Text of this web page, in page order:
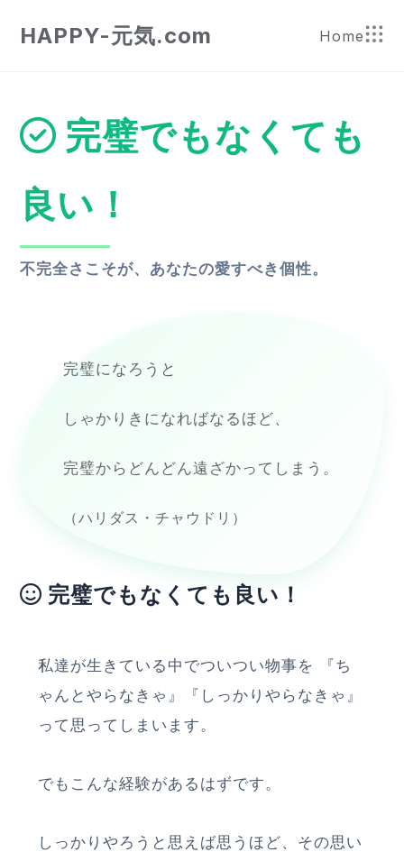
HAPPY-元気.com Home
完璧でもなくても
良い！
不完全さこそが、あなたの愛すべき個性。
完璧になろうと
しゃかりきになればなるほど、
完璧からどんどん遠ざかってしまう。
（ハリダス・チャウドリ）
完璧でもなくても良い！
私達が生きている中でついつい物事を 『ち
ゃんとやらなきゃ』『しっかりやらなきゃ』
って思ってしまいます。
でもこんな経験があるはずです。
しっかりやろうと思えば思うほど、その思い